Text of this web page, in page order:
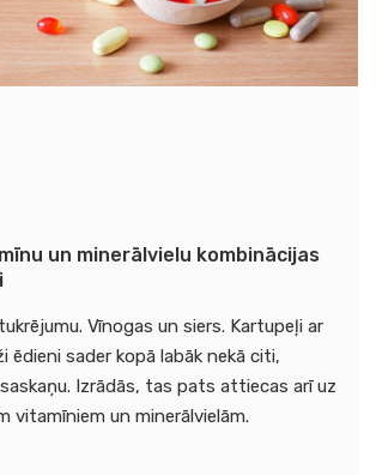
un minerālvielu kombinācijas
Vīnogas un siers. Kartupeļi ar
ēdieni sader kopā labāk nekā citi,
Izrādās, tas pats attiecas arī uz
vitamīniem un minerālvielām.